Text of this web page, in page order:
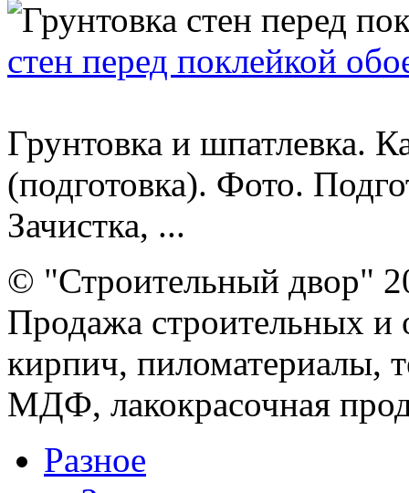
стен перед поклейкой
Грунтовка и шпатлевка.
(подготовка). Фото.
Зачистка, ...
© "Строительный двор"
Продажа строительных и
кирпич, пиломатериалы,
МДФ, лакокрасочная
Разное